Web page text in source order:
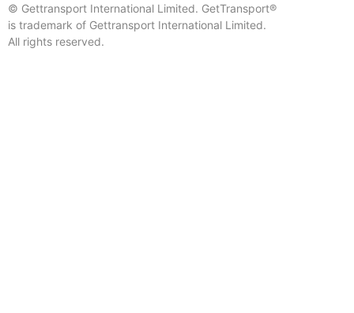
© Gettransport International Limited. GetTransport®
is trademark of Gettransport International Limited.
All rights reserved.